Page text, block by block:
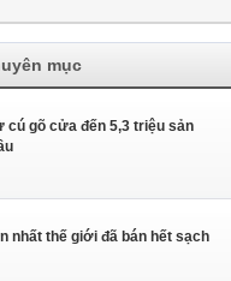
mục
cú gõ cửa đến 5,3 triệu sản
nhất thế giới đã bán hết sạch